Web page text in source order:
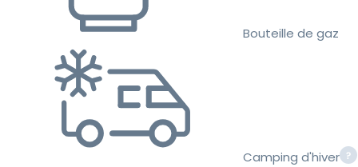
Bouteille de gaz
Camping d'hiver